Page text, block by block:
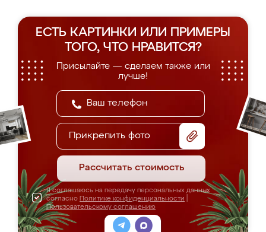
ЕСТЬ КАРТИНКИ ИЛИ ПРИМЕРЫ
ТОГО, ЧТО НРАВИТСЯ?
Присылайте — сделаем также или
лучше!
Прикрепить фото
Рассчитать стоимость
Я соглашаюсь на передачу персональных данных
согласно Политике конфиденциальности
Пользовательскому соглашению